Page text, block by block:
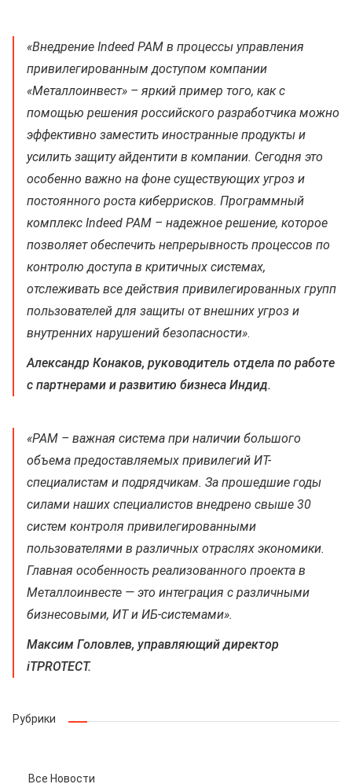
«Внедрение Indeed PAM в процессы управления
привилегированным доступом компании
«Металлоинвест» – яркий пример того, как с
помощью решения российского разработчика можно
эффективно заместить иностранные продукты и
усилить защиту айдентити в компании. Сегодня это
особенно важно на фоне существующих угроз и
постоянного роста киберрисков. Программный
комплекс Indeed PAM – надежное решение, которое
позволяет обеспечить непрерывность процессов по
контролю доступа в критичных системах,
отслеживать все действия привилегированных групп
пользователей для защиты от внешних угроз и
внутренних нарушений безопасности».
Александр Конаков, руководитель отдела по работе
с партнерами и развитию бизнеса Индид.
«PAM – важная система при наличии большого
объема предоставляемых привилегий ИТ-
специалистам и подрядчикам. За прошедшие годы
силами наших специалистов внедрено свыше 30
систем контроля привилегированными
пользователями в различных отраслях экономики.
Главная особенность реализованного проекта в
Металлоинвесте — это интеграция с различными
бизнесовыми, ИТ и ИБ-системами».
Максим Головлев, управляющий директор
iTPROTECT.
Рубрики
Все Новости